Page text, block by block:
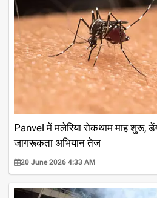
Panvel में मलेरिया रोकथाम माह शुरू,
जागरूकता अभियान तेज
20 June 2026 4:33 AM